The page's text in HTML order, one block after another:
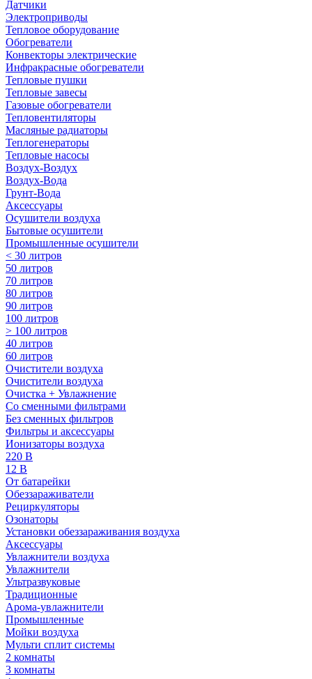
Датчики
Электроприводы
Тепловое оборудование
Обогреватели
Конвекторы электрические
Инфракрасные обогреватели
Тепловые пушки
Тепловые завесы
Газовые обогреватели
Тепловентиляторы
Масляные радиаторы
Теплогенераторы
Тепловые насосы
Воздух-Воздух
Воздух-Вода
Грунт-Вода
Аксессуары
Осушители воздуха
Бытовые осушители
Промышленные осушители
< 30 литров
50 литров
70 литров
80 литров
90 литров
100 литров
> 100 литров
40 литров
60 литров
Очистители воздуха
Очистители воздуха
Очистка + Увлажнение
Cо сменными фильтрами
Без сменных фильтров
Фильтры и аксессуары
Ионизаторы воздуха
220 В
12 В
От батарейки
Обеззараживатели
Рециркуляторы
Озонаторы
Установки обеззараживания воздуха
Аксессуары
Увлажнители воздуха
Увлажнители
Ультразвуковые
Традиционные
Арома-увлажнители
Промышленные
Мойки воздуха
Мульти сплит системы
2 комнаты
3 комнаты